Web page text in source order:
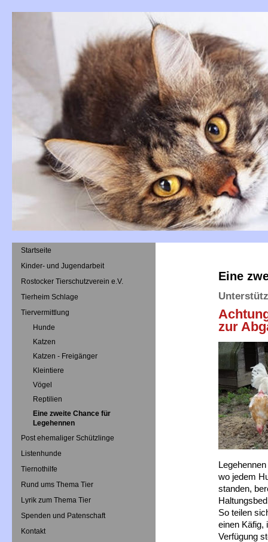
Eine
zur
wo jedem
standen,
So teilen
einen Käfig,
Verfügung
Startseite
Kinder- und Jugendarbeit
Rostocker Tierschutzverein e.V.
Tierheim Schlage
Tiervermittlung
Hunde
Katzen
Katzen - Freigänger
Kleintiere
Vögel
Reptilien
Eine zweite Chance für
Legehennen
Post ehemaliger Schützlinge
Listenhunde
Tiernothilfe
Rund ums Thema Tier
Lyrik zum Thema Tier
Spenden und Patenschaft
Kontakt